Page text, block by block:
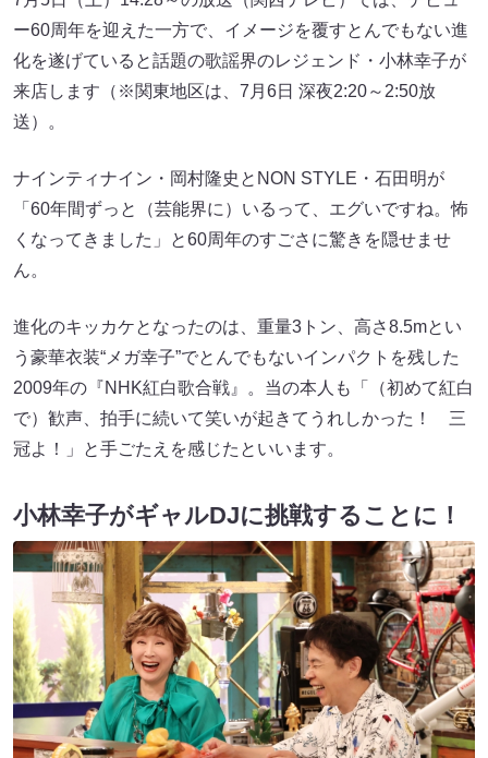
ー60周年を迎えた一方で、イメージを覆すとんでもない進
化を遂げていると話題の歌謡界のレジェンド・小林幸子が
来店します（※関東地区は、7月6日 深夜2:20～2:50放
送）。
ナインティナイン・岡村隆史とNON STYLE・石田明が
「60年間ずっと（芸能界に）いるって、エグいですね。怖
くなってきました」と60周年のすごさに驚きを隠せませ
ん。
進化のキッカケとなったのは、重量3トン、高さ8.5mとい
う豪華衣装“メガ幸子”でとんでもないインパクトを残した
2009年の『NHK紅白歌合戦』。当の本人も「（初めて紅白
で）歓声、拍手に続いて笑いが起きてうれしかった！ 三
冠よ！」と手ごたえを感じたといいます。
小林幸子がギャルDJに挑戦することに！